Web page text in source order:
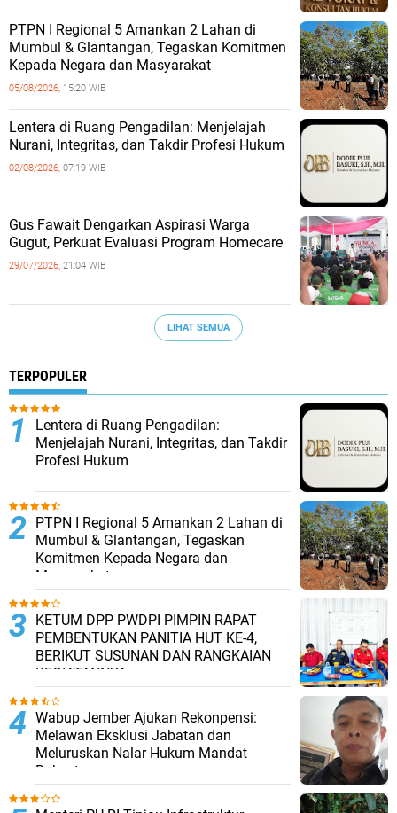
PTPN I Regional 5 Amankan 2 Lahan di
Mumbul & Glantangan, Tegaskan Komitmen
Kepada Negara dan Masyarakat
05/08/2026, 15:20 WIB
​Lentera di Ruang Pengadilan: Menjelajah
Nurani, Integritas, dan Takdir Profesi Hukum
02/08/2026, 07:19 WIB
‎Gus Fawait Dengarkan Aspirasi Warga
Gugut, Perkuat Evaluasi Program Homecare ‎
29/07/2026, 21:04 WIB
LIHAT SEMUA
TERPOPULER
​Lentera di Ruang Pengadilan:
Menjelajah Nurani, Integritas, dan Takdir
Profesi Hukum
PTPN I Regional 5 Amankan 2 Lahan di
Mumbul & Glantangan, Tegaskan
Komitmen Kepada Negara dan
Masyarakat
KETUM DPP PWDPI PIMPIN RAPAT
PEMBENTUKAN PANITIA HUT KE-4,
BERIKUT SUSUNAN DAN RANGKAIAN
KEGIATANNYA
Wabup Jember Ajukan Rekonpensi:
Melawan Eksklusi Jabatan dan
Meluruskan Nalar Hukum Mandat
Rakyat